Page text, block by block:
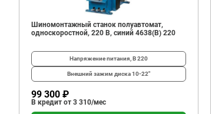
Шиномонтажный станок полуавтомат,
односкоростной, 220 В, синий 4638(B) 220
Напряжение питания, В220
Внешний зажим диска10-22"
99 300 ₽
В кредит от 3 310/мес